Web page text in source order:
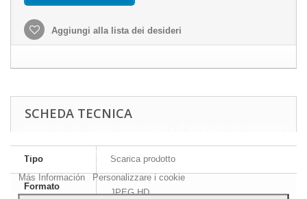
Aggiungi alla lista dei desideri
SCHEDA TECNICA
Tipo Scarica prodotto
Formato
JPEG HD
analizzando le tue abitudini di navigazione. Per dare il tuo consenso
al suo utilizzo, premi il pulsante Accetto.
Más Información Personalizzare i cookie